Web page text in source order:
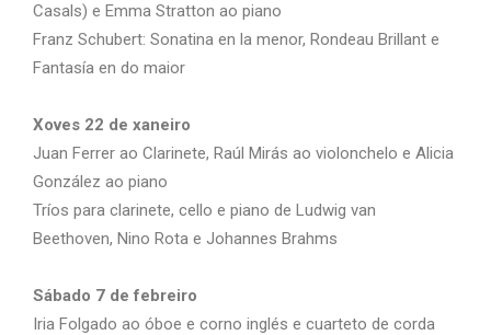
Casals) e Emma Stratton ao piano
Franz Schubert: Sonatina en la menor, Rondeau Brillant e
Fantasía en do maior
Xoves 22 de xaneiro
Juan Ferrer ao Clarinete, Raúl Mirás ao violonchelo e Alicia
González ao piano
Tríos para clarinete, cello e piano de Ludwig van
Beethoven, Nino Rota e Johannes Brahms
Sábado 7 de febreiro
Iria Folgado ao óboe e corno inglés e cuarteto de corda